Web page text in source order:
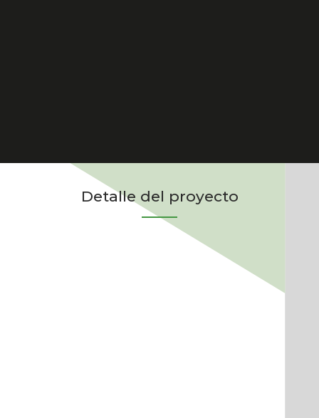
Detalle del proyecto